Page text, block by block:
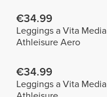
€34.99
Leggings a Vita Media
Athleisure Aero
€34.99
Leggings a Vita Media